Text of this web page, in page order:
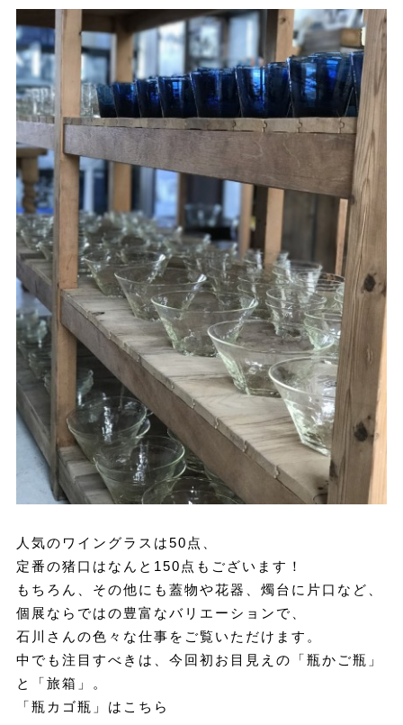
人気のワイングラスは50点、
定番の猪口はなんと150点もございます！
もちろん、その他にも蓋物や花器、燭台に片口など、
個展ならではの豊富なバリエーションで、
石川さんの色々な仕事をご覧いただけます。
中でも注目すべきは、今回初お目見えの「瓶かご瓶」
と「旅箱」。
「瓶カゴ瓶」はこちら